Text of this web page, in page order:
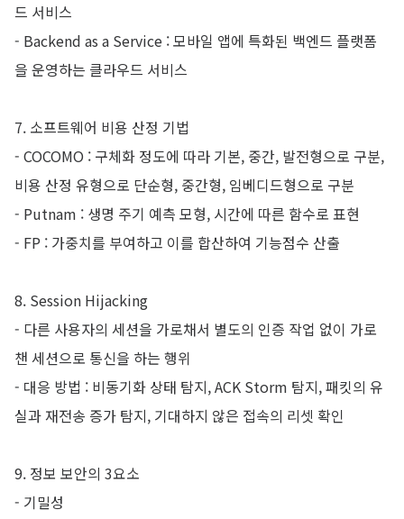
드 서비스
- Backend as a Service : 모바일 앱에 특화된 백엔드 플랫폼
을 운영하는 클라우드 서비스
7. 소프트웨어 비용 산정 기법
- COCOMO : 구체화 정도에 따라 기본, 중간, 발전형으로 구분,
비용 산정 유형으로 단순형, 중간형, 임베디드형으로 구분
- Putnam : 생명 주기 예측 모형, 시간에 따른 함수로 표현
- FP : 가중치를 부여하고 이를 합산하여 기능점수 산출
8. Session Hijacking
- 다른 사용자의 세션을 가로채서 별도의 인증 작업 없이 가로
챈 세션으로 통신을 하는 행위
- 대응 방법 : 비동기화 상태 탐지, ACK Storm 탐지, 패킷의 유
실과 재전송 증가 탐지, 기대하지 않은 접속의 리셋 확인
9. 정보 보안의 3요소
- 기밀성